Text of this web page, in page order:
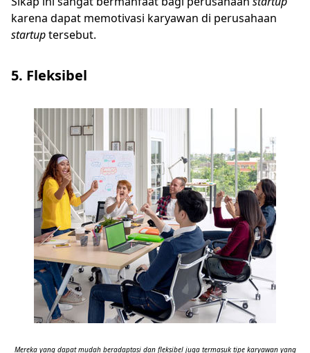
karena dapat memotivasi karyawan di perusahaan
startuptersebut.
5. Fleksibel
Mereka yang dapat mudah beradaptasi dan fleksibel juga termasuk tipe karyawan yang